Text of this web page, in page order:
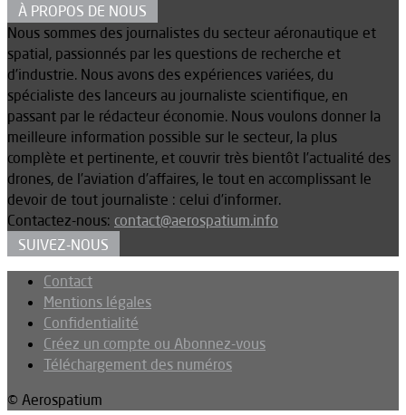
À PROPOS DE NOUS
Nous sommes des journalistes du secteur aéronautique et
spatial, passionnés par les questions de recherche et
d’industrie. Nous avons des expériences variées, du
spécialiste des lanceurs au journaliste scientifique, en
passant par le rédacteur économie. Nous voulons donner la
meilleure information possible sur le secteur, la plus
complète et pertinente, et couvrir très bientôt l’actualité des
drones, de l’aviation d’affaires, le tout en accomplissant le
devoir de tout journaliste : celui d’informer.
Contactez-nous: contact@aerospatium.info
SUIVEZ-NOUS
Contact
Mentions légales
Confidentialité
Créez un compte ou Abonnez-vous
Téléchargement des numéros
© Aerospatium